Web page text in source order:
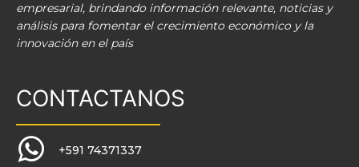
empresarial, brindando información relevante, noticias y
análisis para fomentar el crecimiento económico y la
innovación en el país
CONTACTANOS
+591 74371337